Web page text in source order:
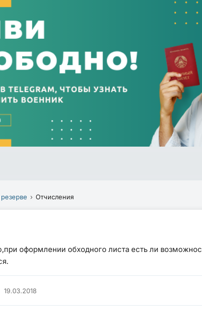
Отчисления
оформлении обходного листа есть ли
19.03.2018